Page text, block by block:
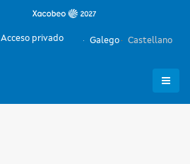
Galego Castellano
Acceso privado